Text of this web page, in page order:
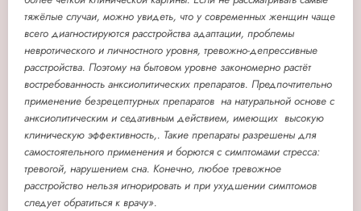
тяжёлые случаи, можно увидеть, что у современных женщин чаще
всего диагностируются расстройства адаптации, проблемы
невротического и личностного уровня, тревожно-депрессивные
расстройства. Поэтому на бытовом уровне закономерно растёт
востребованность анксиолитических препаратов. Предпочтительно
применение безрецептурных препаратов на натуральной основе с
анксиолитическим и седативным действием, имеющих высокую
клиническую эффективность,. Такие препараты разрешены для
самостоятельного применения и борются с симптомами стресса:
тревогой, нарушением сна. Конечно, любое тревожное
расстройство нельзя игнорировать и при ухудшении симптомов
следует обратиться к врачу».